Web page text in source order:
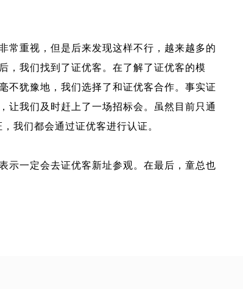
常重视，但是后来发现这样不行，越来越多的
，我们找到了证优客。在了解了证优客的模
不犹豫地，我们选择了和证优客合作。事实证
让我们及时赶上了一场招标会。虽然目前只通
我们都会通过证优客进行认证。
示一定会去证优客新址参观。在最后，童总也